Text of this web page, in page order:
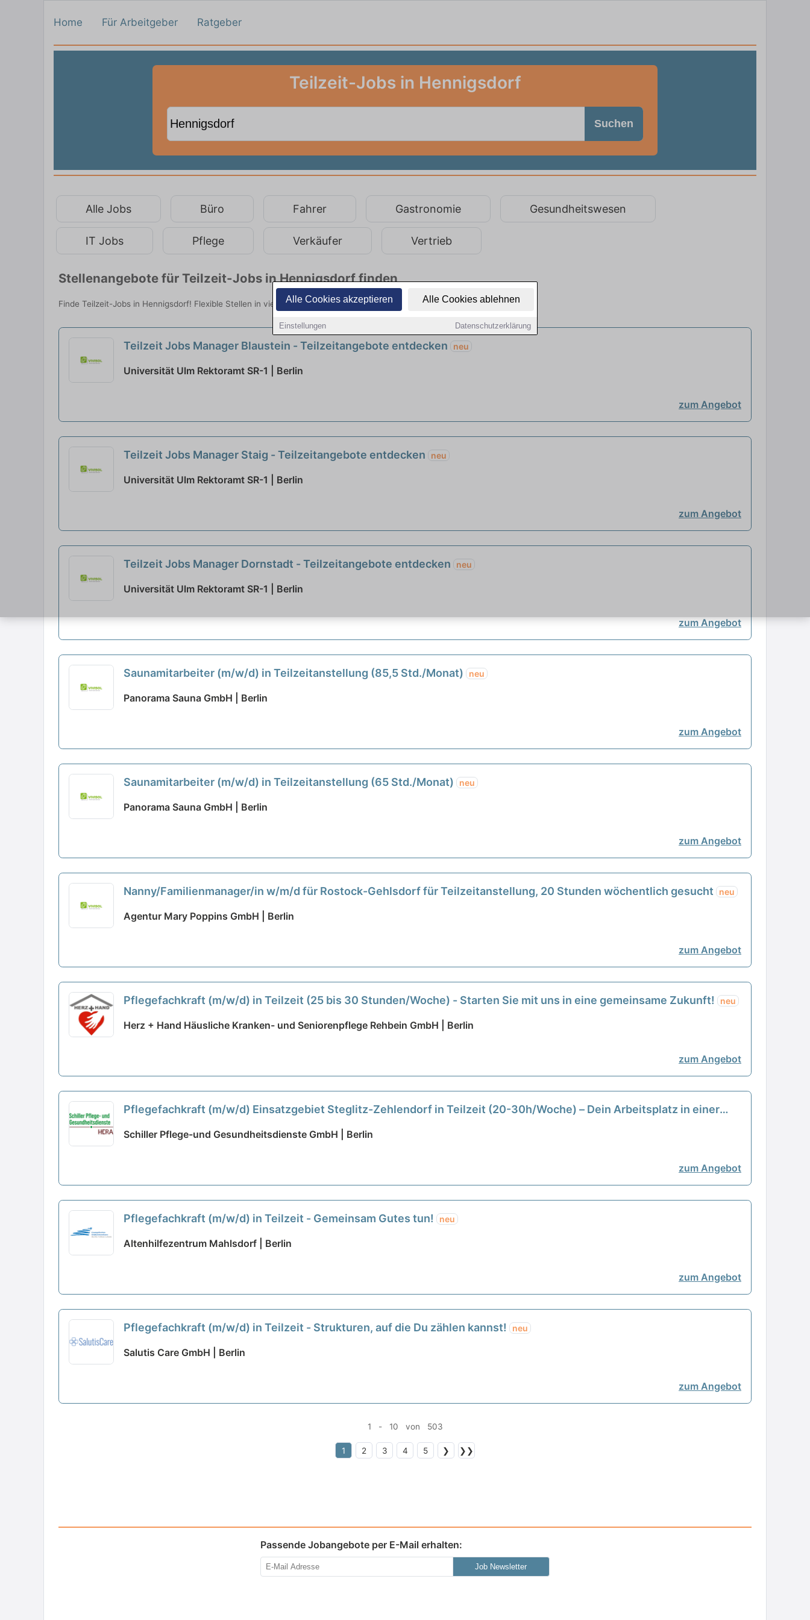
Alle Cookies akzeptieren Alle Cookies ablehnen
Einstellungen Datenschutzerklärung
Home Für Arbeitgeber Ratgeber
Teilzeit-Jobs in Hennigsdorf
Suchen
Alle Jobs Büro Fahrer Gastronomie Gesundheitswesen
IT Jobs Pflege Verkäufer Vertrieb
Stellenangebote für Teilzeit-Jobs in Hennigsdorf finden
Finde Teilzeit-Jobs in Hennigsdorf! Flexible Stellen in vielen Branchen. Jetzt bewerben!
Teilzeit Jobs Manager Blaustein - Teilzeitangebote entdecken neu
Universität Ulm Rektoramt SR-1 | Berlin
zum Angebot
Teilzeit Jobs Manager Staig - Teilzeitangebote entdecken neu
Universität Ulm Rektoramt SR-1 | Berlin
zum Angebot
Teilzeit Jobs Manager Dornstadt - Teilzeitangebote entdecken neu
Universität Ulm Rektoramt SR-1 | Berlin
zum Angebot
Saunamitarbeiter (m/w/d) in Teilzeitanstellung (85,5 Std./Monat) neu
Panorama Sauna GmbH | Berlin
zum Angebot
Saunamitarbeiter (m/w/d) in Teilzeitanstellung (65 Std./Monat) neu
Panorama Sauna GmbH | Berlin
zum Angebot
Nanny/Familienmanager/in w/m/d für Rostock-Gehlsdorf für Teilzeitanstellung, 20 Stunden wöchentlich gesucht neu
Agentur Mary Poppins GmbH | Berlin
zum Angebot
Pflegefachkraft (m/w/d) in Teilzeit (25 bis 30 Stunden/Woche) - Starten Sie mit uns in eine gemeinsame Zukunft! neu
Herz + Hand Häusliche Kranken- und Seniorenpflege Rehbein GmbH | Berlin
zum Angebot
Pflegefachkraft (m/w/d) Einsatzgebiet Steglitz-Zehlendorf in Teilzeit (20-30h/Woche) – Dein Arbeitsplatz in einer
Schiller Pflege-und Gesundheitsdienste GmbH | Berlin
zum Angebot
Pflegefachkraft (m/w/d) in Teilzeit - Gemeinsam Gutes tun! neu
Altenhilfezentrum Mahlsdorf | Berlin
zum Angebot
Pflegefachkraft (m/w/d) in Teilzeit - Strukturen, auf die Du zählen kannst! neu
Salutis Care GmbH | Berlin
zum Angebot
1 - 10 von 503
1 2 3 4 5 ❯ ❯❯
Passende Jobangebote per E-Mail erhalten:
Job Newsletter